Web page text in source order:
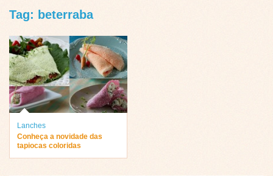
Tag: beterraba
Lanches
Conheça a novidade das
tapiocas coloridas